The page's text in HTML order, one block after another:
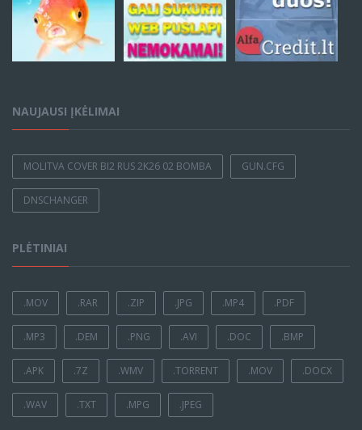
NAUJAUSI ĮKĖLIMAI
MOLITVA COVER BI2 RUS 2K26 02 BOMBA GUN.CFG
DNSCHANGER
PLĖTINIAI
.MOV .RAR .ZIP .JPG .MP4 .PDF
.MP3 .DEM .PNG .AVI .DOC .BMP
.APK .7Z .WMV .TORRENT .MOV .DOCX
.WAV .TXT .MPG .JPEG